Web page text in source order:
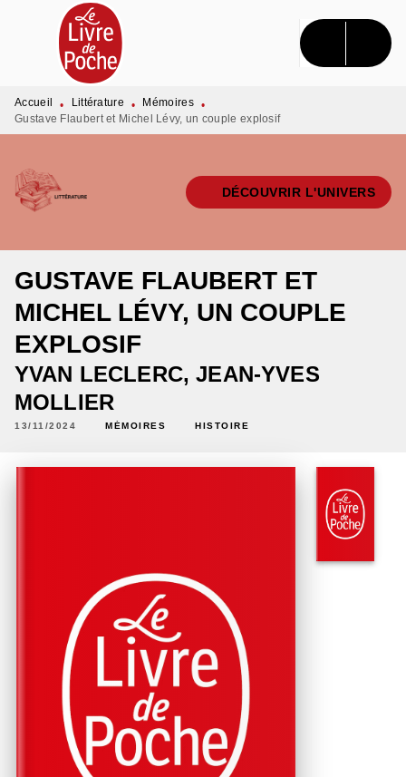
MENU RECHERCHE CONTENU
PIED DE PAGE
Accueil • Littérature • Mémoires •
Gustave Flaubert et Michel Lévy, un couple explosif
DÉCOUVRIR L'UNIVERS
GUSTAVE FLAUBERT ET
MICHEL LÉVY, UN COUPLE
EXPLOSIF
YVAN LECLERC,JEAN-YVES
MOLLIER
13/11/2024 MÉMOIRES HISTOIRE